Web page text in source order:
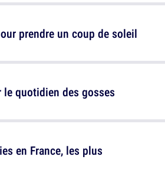
quotidien des gosses
prendre un coup de soleil
en France, les plus